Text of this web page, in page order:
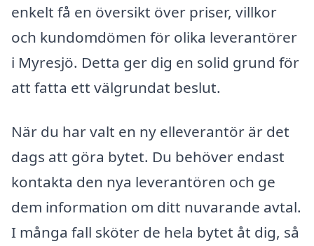
enkelt få en översikt över priser, villkor
och kundomdömen för olika leverantörer
i Myresjö. Detta ger dig en solid grund för
att fatta ett välgrundat beslut.
När du har valt en ny elleverantör är det
dags att göra bytet. Du behöver endast
kontakta den nya leverantören och ge
dem information om ditt nuvarande avtal.
I många fall sköter de hela bytet åt dig, så